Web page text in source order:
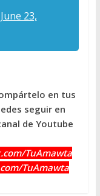
June 23,
en tus
seguir en
de Youtube
TuAmawta
TuAmawta